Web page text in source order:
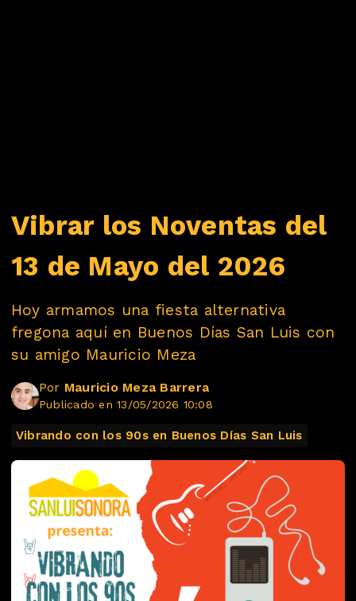
Vibrar los Noventas del
13 de Mayo del 2026
Hoy armamos una fiesta alternativa
fregona aquí en Buenos Días San Luis con
su amigo Mauricio Meza
Por Mauricio Meza Barrera
Publicado en 13/05/2026 10:08
Vibrando con los 90s en Buenos Días San Luis